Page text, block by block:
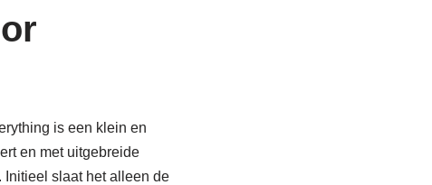
is een klein en
en met uitgebreide
slaat het alleen de